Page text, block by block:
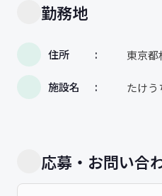
勤務地
住所 東京都
施設名 たけう
応募・お問い合